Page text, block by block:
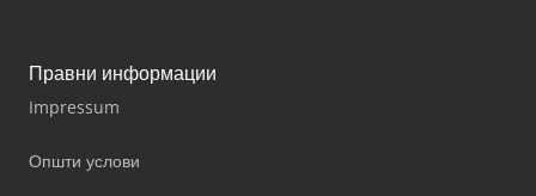
Правни информации
Impressum
Општи услови